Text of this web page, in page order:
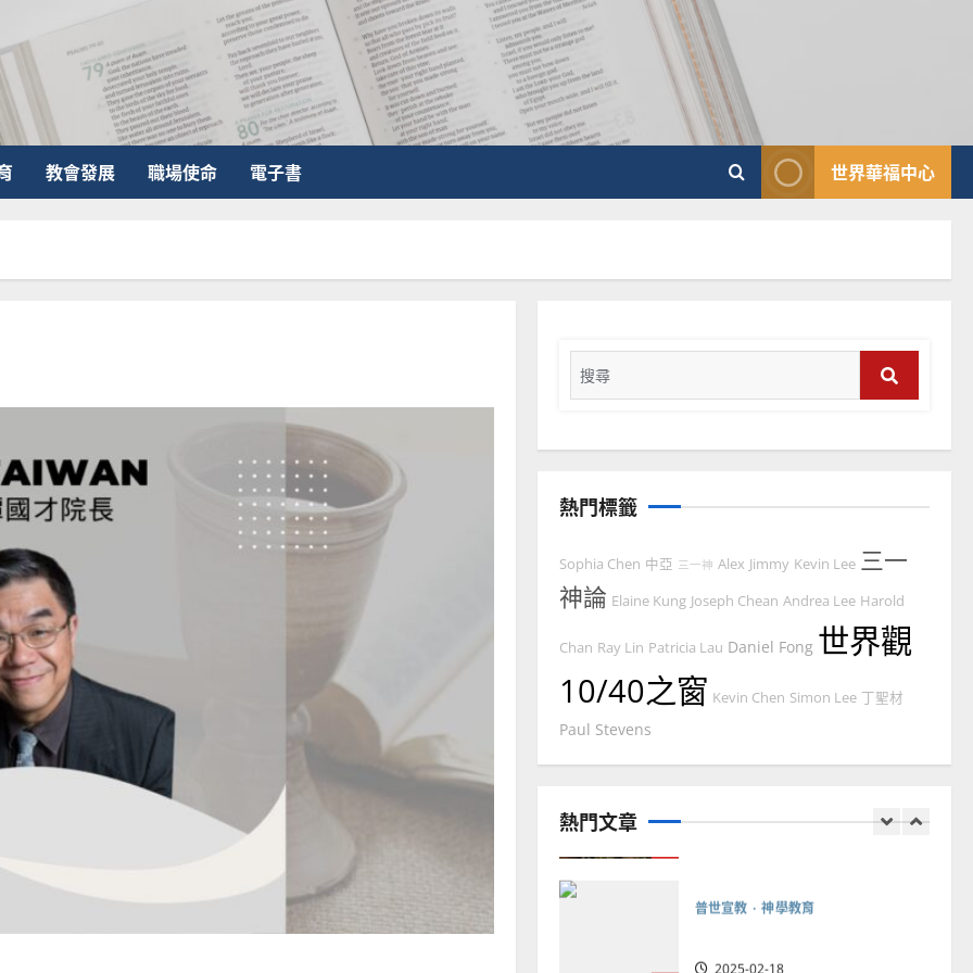
教會發展 職場使命 電子書 世界華福中心
Search
for:
熱門標籤
Sophia Chen 中亞 三一神 Alex Jimmy Kevin Lee 三一
神論 Elaine Kung Joseph Chean Andrea Lee Harold
Chan Ray Lin Patricia Lau Daniel Fong 世界觀
10/40之窗 Kevin Chen Simon Lee 丁聖材
Paul Stevens
熱門文章
普世宣教
向穆斯林傳福音的可行策略
｜黃約瑟
2025-02-20
普世宣教
差傳過來人的佳美見證｜歐
6 2025-02-18
普世宣教
忠、溫淑芳
1
如何以國度思維建造地方堂
會？
2
福音未及之民的定義、現況
2025-02-18
宣教的整全使命｜王永信